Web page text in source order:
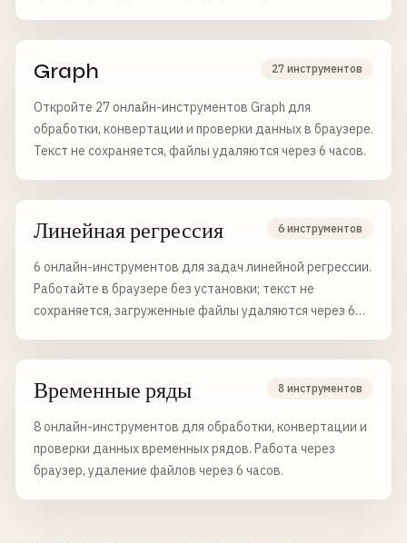
Graph 27 инструментов
Откройте 27 онлайн-инструментов Graph для
обработки, конвертации и проверки данных в браузере.
Текст не сохраняется, файлы удаляются через 6 часов.
Линейная регрессия 6 инструментов
6 онлайн-инструментов для задач линейной регрессии.
Работайте в браузере без установки; текст не
сохраняется, загруженные файлы удаляются через 6
Временные ряды 8 инструментов
8 онлайн-инструментов для обработки, конвертации и
проверки данных временных рядов. Работа через
браузер, удаление файлов через 6 часов.